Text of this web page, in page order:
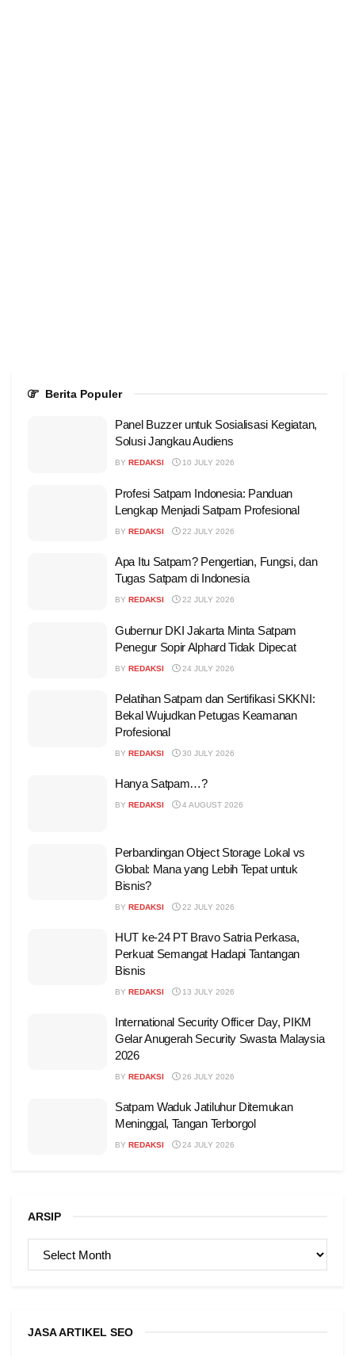
Berita Populer
Panel Buzzer untuk Sosialisasi Kegiatan,
Solusi Jangkau Audiens
BY REDAKSI 10 JULY 2026
Profesi Satpam Indonesia: Panduan
Lengkap Menjadi Satpam Profesional
BY REDAKSI 22 JULY 2026
Apa Itu Satpam? Pengertian, Fungsi, dan
Tugas Satpam di Indonesia
BY REDAKSI 22 JULY 2026
Gubernur DKI Jakarta Minta Satpam
Penegur Sopir Alphard Tidak Dipecat
BY REDAKSI 24 JULY 2026
Pelatihan Satpam dan Sertifikasi SKKNI:
Bekal Wujudkan Petugas Keamanan
Profesional
BY REDAKSI 30 JULY 2026
Hanya Satpam…?
BY REDAKSI 4 AUGUST 2026
Perbandingan Object Storage Lokal vs
Global: Mana yang Lebih Tepat untuk
Bisnis?
BY REDAKSI 22 JULY 2026
HUT ke-24 PT Bravo Satria Perkasa,
Perkuat Semangat Hadapi Tantangan
Bisnis
BY REDAKSI 13 JULY 2026
International Security Officer Day, PIKM
Gelar Anugerah Security Swasta Malaysia
2026
BY REDAKSI 26 JULY 2026
Satpam Waduk Jatiluhur Ditemukan
Meninggal, Tangan Terborgol
BY REDAKSI 24 JULY 2026
ARSIP
JASA ARTIKEL SEO